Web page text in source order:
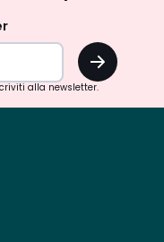
OK
alla newsletter.